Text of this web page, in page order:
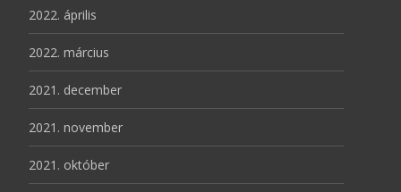
2022. április
2022. március
2021. december
2021. november
2021. október